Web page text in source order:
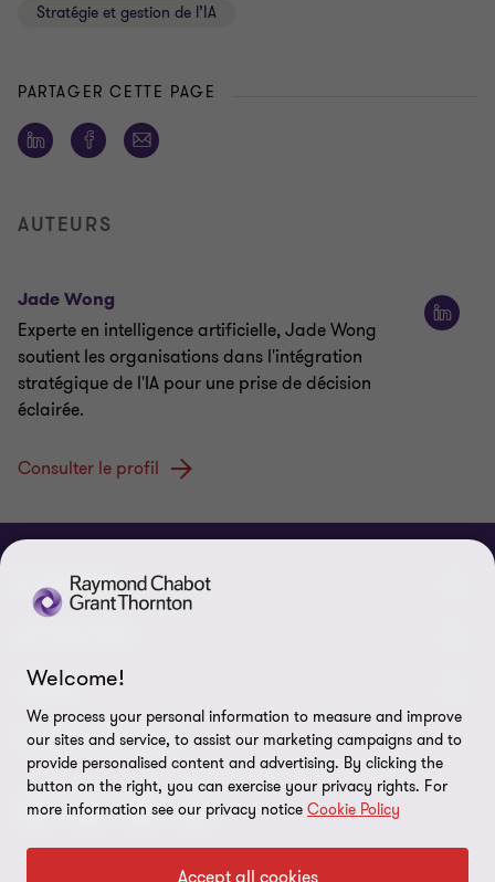
Stratégie et gestion de l’IA
PARTAGER CETTE PAGE
AUTEURS
Jade Wong
Experte en intelligence artificielle, Jade Wong
soutient les organisations dans l'intégration
stratégique de l'IA pour une prise de décision
éclairée.
Consulter le profil
À PROPOS
Événements et webinaires
Responsabilité sociale d’entreprise (RSE)
Services
Carrières
Gouvernance
Nouvelles / communiqués
Dans les médias
Réalisations
LÉGAL
Notes légales
Politique de confidentialité
Politique sur l’utilisation des fichiers témoins
Paramètres des témoins
CONNECTEZ SUR
Welcome!
We process your personal information to measure and improve
our sites and service, to assist our marketing campaigns and to
provide personalised content and advertising. By clicking the
button on the right, you can exercise your privacy rights. For
more information see our privacy notice Cookie Policy